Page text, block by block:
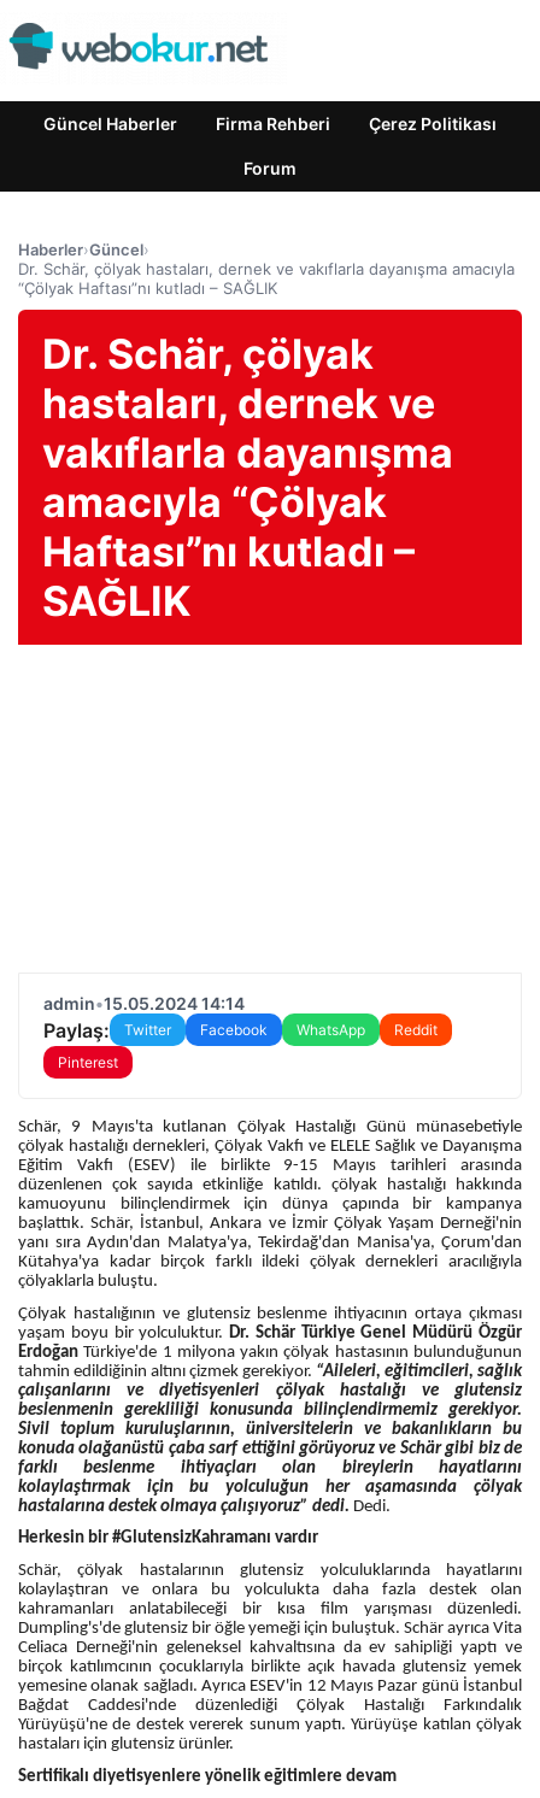
Güncel Haberler Firma Rehberi Çerez Politikası
Forum
Haberler›Güncel›
Dr. Schär, çölyak hastaları, dernek ve vakıflarla dayanışma amacıyla
“Çölyak Haftası”nı kutladı – SAĞLIK
Dr. Schär, çölyak
hastaları, dernek ve
vakıflarla dayanışma
amacıyla “Çölyak
Haftası”nı kutladı –
SAĞLIK
admin•15.05.2024 14:14
Paylaş: Twitter Facebook WhatsApp
Reddit
Pinterest
Schär, 9 Mayıs'ta kutlanan Çölyak Hastalığı Günü münasebetiyle
çölyak hastalığı dernekleri, Çölyak Vakfı ve ELELE Sağlık ve Dayanışma
Eğitim Vakfı (ESEV) ile birlikte 9-15 Mayıs tarihleri ​​arasında
düzenlenen çok sayıda etkinliğe katıldı. çölyak hastalığı hakkında
kamuoyunu bilinçlendirmek için dünya çapında bir kampanya
başlattık. Schär, İstanbul, Ankara ve İzmir Çölyak Yaşam Derneği'nin
yanı sıra Aydın'dan Malatya'ya, Tekirdağ'dan Manisa'ya, Çorum'dan
Kütahya'ya kadar birçok farklı ildeki çölyak dernekleri aracılığıyla
çölyaklarla buluştu.
Çölyak hastalığının ve glutensiz beslenme ihtiyacının ortaya çıkması
yaşam boyu bir yolculuktur. Dr. Schär Türkiye Genel Müdürü Özgür
Erdoğan Türkiye'de 1 milyona yakın çölyak hastasının bulunduğunun
tahmin edildiğinin altını çizmek gerekiyor. “Aileleri, eğitimcileri, sağlık
çalışanlarını ve diyetisyenleri çölyak hastalığı ve glutensiz
beslenmenin gerekliliği konusunda bilinçlendirmemiz gerekiyor.
Sivil toplum kuruluşlarının, üniversitelerin ve bakanlıkların bu
konuda olağanüstü çaba sarf ettiğini görüyoruz ve Schär gibi biz de
farklı beslenme ihtiyaçları olan bireylerin hayatlarını
kolaylaştırmak için bu yolculuğun her aşamasında çölyak
hastalarına destek olmaya çalışıyoruz” dedi. Dedi.
Herkesin bir #GlutensizKahramanı vardır
Schär, çölyak hastalarının glutensiz yolculuklarında hayatlarını
kolaylaştıran ve onlara bu yolculukta daha fazla destek olan
kahramanları anlatabileceği bir kısa film yarışması düzenledi.
Dumpling's'de glutensiz bir öğle yemeği için buluştuk. Schär ayrıca Vita
Celiaca Derneği'nin geleneksel kahvaltısına da ev sahipliği yaptı ve
birçok katılımcının çocuklarıyla birlikte açık havada glutensiz yemek
yemesine olanak sağladı. Ayrıca ESEV'in 12 Mayıs Pazar günü İstanbul
Bağdat Caddesi'nde düzenlediği Çölyak Hastalığı Farkındalık
Yürüyüşü'ne de destek vererek sunum yaptı. Yürüyüşe katılan çölyak
hastaları için glutensiz ürünler.
Sertifikalı diyetisyenlere yönelik eğitimlere devam